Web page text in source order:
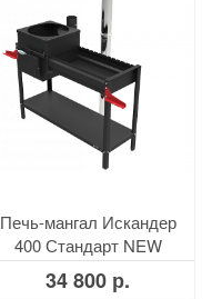
Печь-мангал Искандер
400 Стандарт NEW
34 800 р.